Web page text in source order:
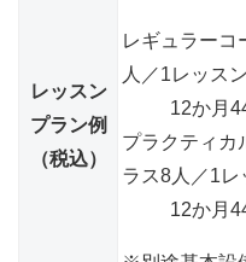
レッスン
プラン例
（税込）
レギュラーコ
人／1レッス
12か月
プラクティカ
ラス8人／1レ
12か月